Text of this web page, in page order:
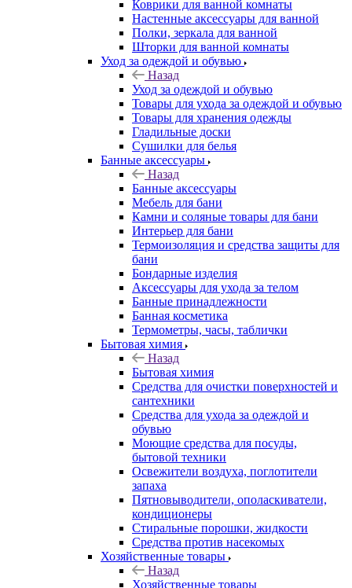
Коврики для ванной комнаты
Настенные аксессуары для ванной
Полки, зеркала для ванной
Шторки для ванной комнаты
Уход за одеждой и обувью
Назад
Уход за одеждой и обувью
Товары для ухода за одеждой и обувью
Товары для хранения одежды
Гладильные доски
Сушилки для белья
Банные аксессуары
Назад
Банные аксессуары
Мебель для бани
Камни и соляные товары для бани
Интерьер для бани
Термоизоляция и средства защиты для
бани
Бондарные изделия
Аксеcсуары для ухода за телом
Банные принадлежности
Банная косметика
Термометры, часы, таблички
Бытовая химия
Назад
Бытовая химия
Средства для очистки поверхностей и
сантехники
Средства для ухода за одеждой и
обувью
Моющие средства для посуды,
бытовой техники
Освежители воздуха, поглотители
запаха
Пятновыводители, ополаскиватели,
кондиционеры
Стиральные порошки, жидкости
Средства против насекомых
Хозяйственные товары
Назад
Хозяйственные товары